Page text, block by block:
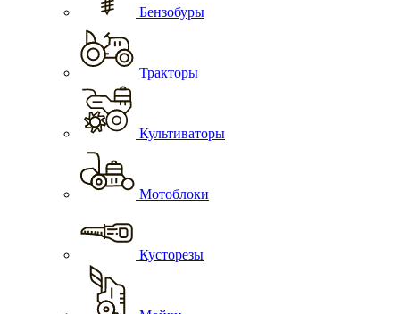
Бензобуры
Тракторы
Культиваторы
Мотоблоки
Кусторезы